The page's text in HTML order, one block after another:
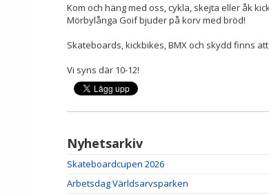
Kom och häng med oss, cykla, skejta eller åk
Mörbylånga Goif bjuder på korv med bröd!
Skateboards, kickbikes, BMX och skydd finns
Vi syns där 10-12!
Nyhetsarkiv
Skateboardcupen 2026
Arbetsdag Världsarvsparken